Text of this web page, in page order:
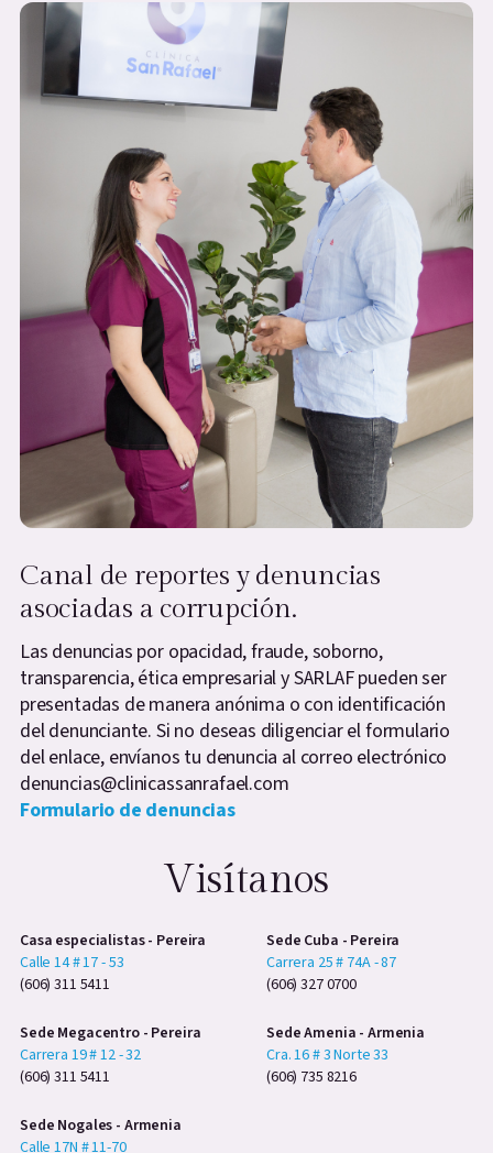
Canal de reportes y denuncias
asociadas a corrupción.
Las denuncias por opacidad, fraude, soborno,
transparencia, ética empresarial y SARLAF pueden ser
presentadas de manera anónima o con identificación
del denunciante. Si no deseas diligenciar el formulario
del enlace, envíanos tu denuncia al correo electrónico
denuncias@clinicassanrafael.com
Formulario de denuncias
Visítanos
Casa especialistas - Pereira
Calle 14 # 17 - 53
(606) 311 5411
Sede Cuba - Pereira
Carrera 25 # 74A - 87
(606) 327 0700
Sede Megacentro - Pereira
Carrera 19 # 12 - 32
(606) 311 5411
Sede Amenia - Armenia
Cra. 16 # 3 Norte 33
(606) 735 8216
Sede Nogales - Armenia
Calle 17N # 11-70